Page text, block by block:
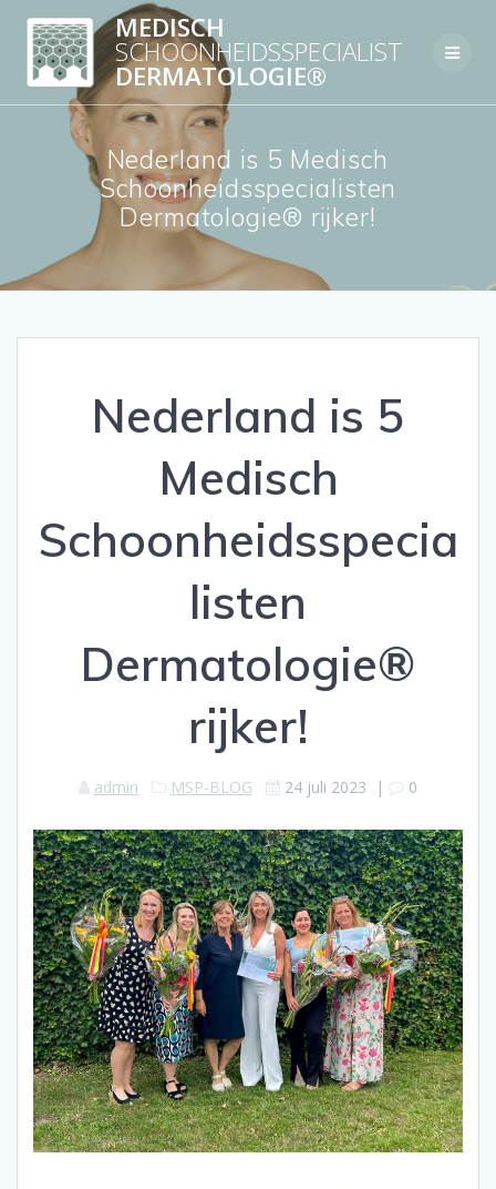
content
MEDISCH
SCHOONHEIDSSPECIALIST
DERMATOLOGIE®
Nederland is 5 Medisch
Schoonheidsspecialisten
Dermatologie® rijker!
Nederland is 5
Medisch
Schoonheidsspecia
listen
Dermatologie®
rijker!
admin MSP-BLOG 24 juli 2023 | 0